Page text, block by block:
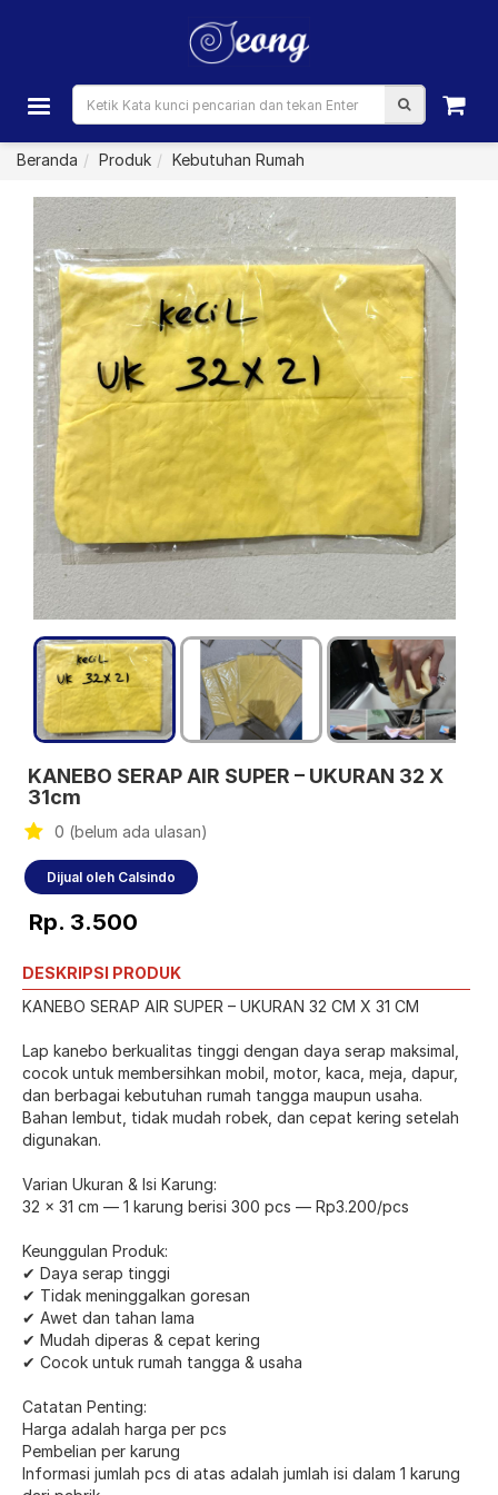
Beranda Produk Kebutuhan Rumah
KANEBO SERAP AIR SUPER – UKURAN 32 X
31cm
0 (belum ada ulasan)
Dijual oleh Calsindo
Rp. 3.500
DESKRIPSI PRODUK
KANEBO SERAP AIR SUPER – UKURAN 32 CM X 31 CM
Lap kanebo berkualitas tinggi dengan daya serap maksimal,
cocok untuk membersihkan mobil, motor, kaca, meja, dapur,
dan berbagai kebutuhan rumah tangga maupun usaha.
Bahan lembut, tidak mudah robek, dan cepat kering setelah
digunakan.
Varian Ukuran & Isi Karung:
32 × 31 cm — 1 karung berisi 300 pcs — Rp3.200/pcs
Keunggulan Produk:
✔ Daya serap tinggi
✔ Tidak meninggalkan goresan
✔ Awet dan tahan lama
✔ Mudah diperas & cepat kering
✔ Cocok untuk rumah tangga & usaha
Catatan Penting:
Harga adalah harga per pcs
Pembelian per karung
Informasi jumlah pcs di atas adalah jumlah isi dalam 1 karung